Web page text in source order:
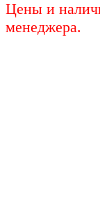
Цены и
менеджера.